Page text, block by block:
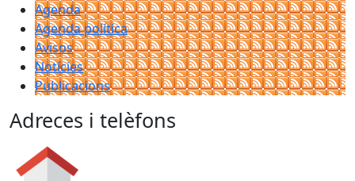
Agenda
Agenda política
Avisos
Notícies
Publicacions
Adreces i telèfons